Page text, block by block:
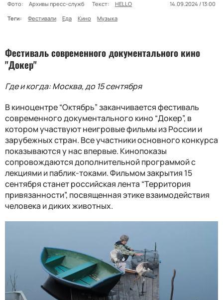
Фото: Архивы пресс-служб Текст: HELLO
14.09.2024 / 13:00
Теги:
Фестивали Еда Кино Музыка
Фестиваль современного документального кино
"Докер"
Где и когда: Москва, до 15 сентября
В киноцентре “Октябрь” заканчивается фестиваль
современного документального кино “Докер”, в
котором участвуют неигровые фильмы из России и
зарубежных стран. Все участники основного конкурса
показываются у нас впервые. Кинопоказы
сопровождаются дополнительной программой с
лекциями и паблик-токами. Фильмом закрытия 15
сентября станет российская лента “Территория
привязанности”, посвященная этике взаимодействия
человека и диких животных.